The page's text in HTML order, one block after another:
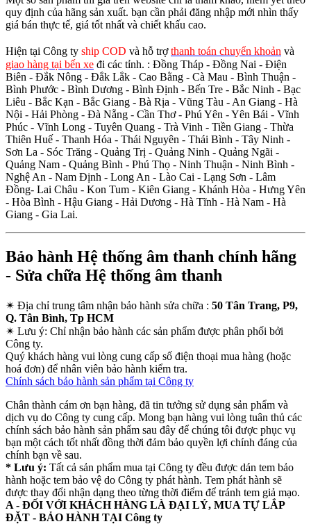
quy định của hãng sản xuất. bạn cần phải đăng nhập mới nhìn thấy
giá bán thực tế, giá tốt nhất và chiết khấu cao.
Hiện tại Công ty ship COD và hỗ trợthanh toán chuyển khoản và
giao hàng tại bến xe đi các tỉnh. : Đồng Tháp - Đồng Nai - Điện
Biên - Đắk Nông - Đắk Lắk - Cao Bằng - Cà Mau - Bình Thuận -
Bình Phước - Bình Dương - Bình Định - Bến Tre - Bắc Ninh - Bạc
Liêu - Bắc Kạn - Bắc Giang - Bà Rịa - Vũng Tàu - An Giang - Hà
Nội - Hải Phòng - Đà Nẵng - Cần Thơ - Phú Yên - Yên Bái - Vĩnh
Phúc - Vĩnh Long - Tuyên Quang - Trà Vinh - Tiền Giang - Thừa
Thiên Huế - Thanh Hóa - Thái Nguyên - Thái Bình - Tây Ninh -
Sơn La - Sóc Trăng - Quảng Trị - Quảng Ninh - Quảng Ngãi -
Quảng Nam - Quảng Bình - Phú Thọ - Ninh Thuận - Ninh Bình -
Nghệ An - Nam Định - Long An - Lào Cai - Lạng Sơn - Lâm
Đồng- Lai Châu - Kon Tum - Kiên Giang - Khánh Hòa - Hưng Yên
- Hòa Bình - Hậu Giang - Hải Dương - Hà Tĩnh - Hà Nam - Hà
Giang - Gia Lai.
Bảo hành Hệ thống âm thanh chính hãng
- Sửa chữa Hệ thống âm thanh
✴ Địa chỉ trung tâm nhận bảo hành sửa chữa : 50 Tân Trang, P9,
Q. Tân Bình, Tp HCM
✴ Lưu ý: Chỉ nhận bảo hành các sản phẩm được phân phối bởi
Công ty.
Quý khách hàng vui lòng cung cấp số điện thoại mua hàng (hoặc
hoá đơn) để nhân viên bảo hành kiểm tra.
Chính sách bảo hành sản phẩm tại Công ty
Chân thành cám ơn bạn hàng, đã tin tưởng sử dụng sản phẩm và
dịch vụ do Công ty cung cấp. Mong bạn hàng vui lòng tuân thủ các
chính sách bảo hành sản phẩm sau đây để chúng tôi được phục vụ
bạn một cách tốt nhất đồng thời đảm bảo quyền lợi chính đáng của
chính bạn về sau.
* Lưu ý: Tất cả sản phẩm mua tại Công ty đều được dán tem bảo
hành hoặc tem bảo vệ do Công ty phát hành. Tem phát hành sẽ
được thay đổi nhận dạng theo từng thời điểm để tránh tem giả mạo.
A - ĐỐI VỚI KHÁCH HÀNG LÀ ĐẠI LÝ, MUA TỰ LẮP
ĐẶT - BẢO HÀNH TẠI Công ty